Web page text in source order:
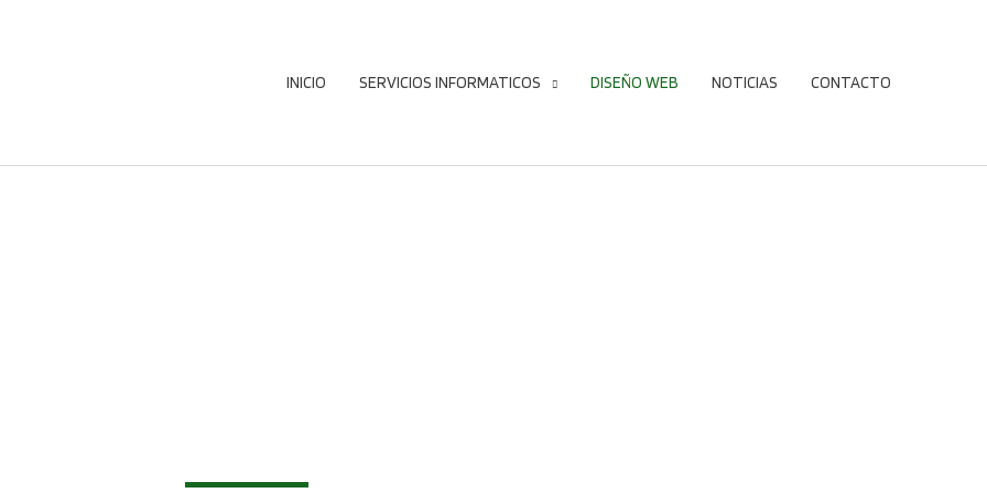
INICIO SERVICIOS INFORMATICOS DISEÑO WEB NOTICIAS CONTACTO